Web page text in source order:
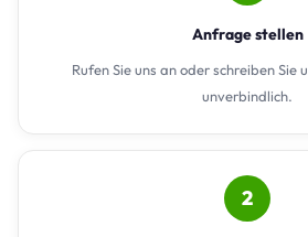
Anfrage stellen
Rufen Sie uns an oder schreiben Sie
unverbindlich.
2